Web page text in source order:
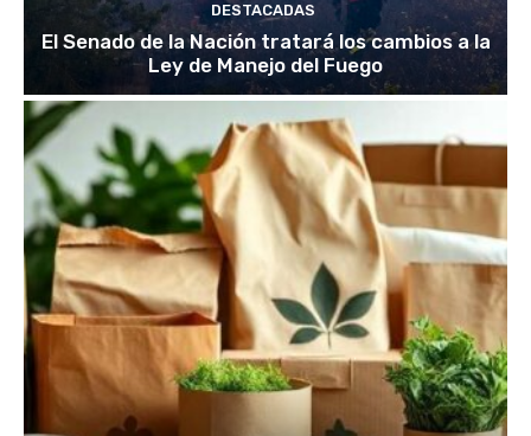
DESTACADAS
El Senado de la Nación tratará los cambios a la
Ley de Manejo del Fuego